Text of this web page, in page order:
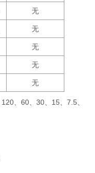
无
无
无
无
无
120、60、30、 15、7.5、